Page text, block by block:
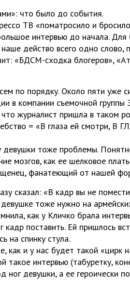
что было до события.
ТВ «поматросило и
интервью до начала.
действо всего одно
«БДСМ-сходка блогеров»,
по порядку. Около пяти уже
в компании съемочной
журналист пришла в таком
= «В глаза ей смотри, В
девушки тоже проблемы.
мозгов, как ее шелковое
фанатеющий от нашей
сказал: «В кадр вы не
тоже нужно на
как у Кличко брала
кадр поставить. Ей пришлось
на спинку стула.
как и у нас будет такой «цирк
такое интервью (табуретку,
ног девушки, а ее героически